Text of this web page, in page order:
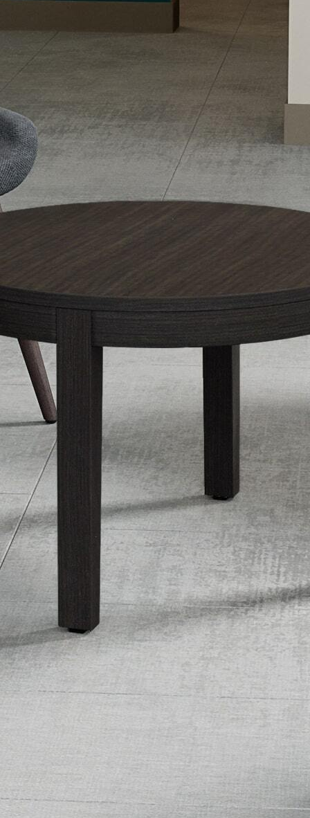
United States
Canada - FR
United Kingdom